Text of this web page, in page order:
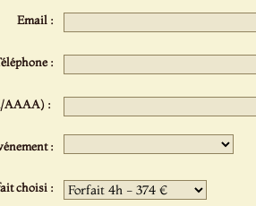
Email :
:
AAAA) :
:
choisi :